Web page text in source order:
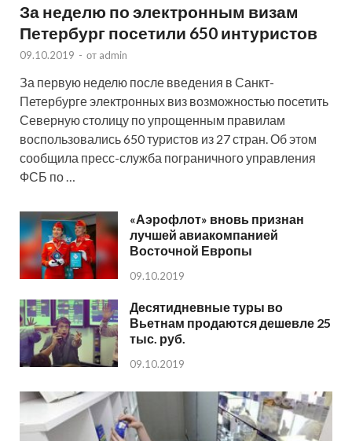
За неделю по электронным визам
Петербург посетили 650 интуристов
09.10.2019 - от admin
За первую неделю после введения в Санкт-
Петербурге электронных виз возможностью посетить
Северную столицу по упрощенным правилам
воспользовались 650 туристов из 27 стран. Об этом
сообщила пресс-служба пограничного управления
ФСБ по …
«Аэрофлот» вновь признан
лучшей авиакомпанией
Восточной Европы
09.10.2019
Десятидневные туры во
Вьетнам продаются дешевле 25
тыс. руб.
09.10.2019